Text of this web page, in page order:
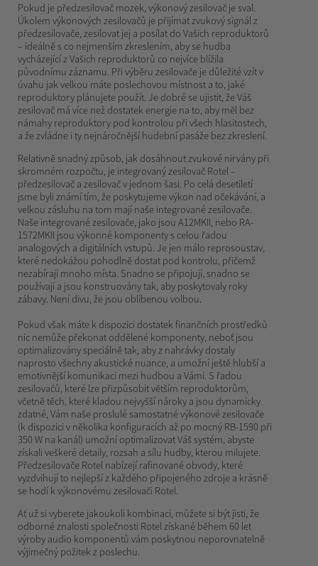
Pokud je předzesilovač mozek, výkonový zesilovač je sval.
Úkolem výkonových zesilovačů je přijímat zvukový signál z
předzesilovače, zesilovat jej a posílat do Vašich reproduktorů
– ideálně s co nejmenším zkreslením, aby se hudba
vycházející z Vašich reproduktorů co nejvíce blížila
původnímu záznamu. Při výběru zesilovače je důležité vzít v
úvahu jak velkou máte poslechovou místnost a to, jaké
reproduktory plánujete použít. Je dobré se ujistit, že Váš
zesilovač má více než dostatek energie na to, aby měl bez
námahy reproduktory pod kontrolou při všech hlasitostech,
a že zvládne i ty nejnáročnější hudební pasáže bez zkreslení.
Relativně snadný způsob, jak dosáhnout zvukové nirvány při
skromném rozpočtu, je integrovaný zesilovač Rotel –
předzesilovač a zesilovač v jednom šasi. Po celá desetiletí
jsme byli známí tím, že poskytujeme výkon nad očekávání, a
velkou zásluhu na tom mají naše integrované zesilovače.
Naše integrované zesilovače, jako jsou A12MKII, nebo RA-
1572MKII jsou výkonné komponenty s celou řadou
analogových a digitálních vstupů. Je jen málo reprosoustav,
které nedokážou pohodlně dostat pod kontrolu, přičemž
nezabírají mnoho místa. Snadno se připojují, snadno se
používají a jsou konstruovány tak, aby poskytovaly roky
zábavy. Není divu, že jsou oblíbenou volbou.
Pokud však máte k dispozici dostatek finančních prostředků
nic nemůže překonat oddělené komponenty, neboť jsou
optimalizovány speciálně tak, aby z nahrávky dostaly
naprosto všechny akustické nuance, a umožní ještě hlubší a
emotivnější komunikaci mezi hudbou a Vámi. S řadou
zesilovačů, které lze přizpůsobit větším reproduktorům,
včetně těch, které kladou nejvyšší nároky a jsou dynamicky
zdatné, Vám naše proslulé samostatné výkonové zesilovače
(k dispozici v několika konfiguracích až po mocný RB-1590 při
350 W na kanál) umožní optimalizovat Váš systém, abyste
získali veškeré detaily, rozsah a sílu hudby, kterou milujete.
Předzesilovače Rotel nabízejí rafinované obvody, které
vyzdvihují to nejlepší z každého připojeného zdroje a krásně
se hodí k výkonovému zesilovači Rotel.
Ať už si vyberete jakoukoli kombinaci, můžete si být jisti, že
odborné znalosti společnosti Rotel získané během 60 let
výroby audio komponentů vám poskytnou neporovnatelně
výjimečný požitek z poslechu.